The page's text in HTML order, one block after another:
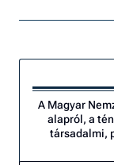
A Magyar
alapról, a
társadalmi,